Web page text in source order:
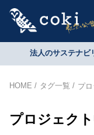
法人のサステナビ
HOME タグ一覧 プ
プロジェク